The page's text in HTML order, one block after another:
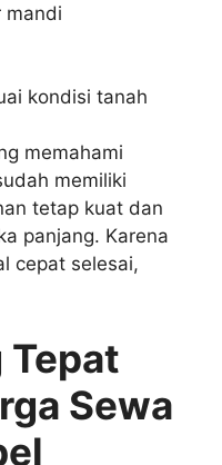
mandi
kondisi tanah
memahami
memiliki
tetap kuat dan
panjang. Karena
cepat selesai,
Tepat
Sewa